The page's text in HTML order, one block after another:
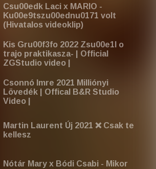
Csu00edk Laci x MARIO -
Ku00e9tszu00ednu0171 volt
(Hivatalos videoklip)
Kis Gru00f3fo 2022 Zsu00e1l o
trajo praktikasza- | Official
ZGStudio video |
Csonnó Imre 2021 Milliónyi
Lövedék | Offical B&R Studio
Video |
Martin Laurent Új 2021 ❌ Csak te
kellesz
Nótár Mary x Bódi Csabi - Mikor